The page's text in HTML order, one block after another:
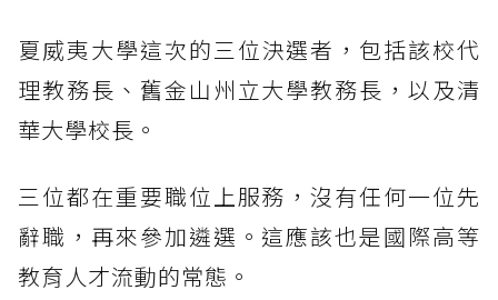
夏威夷大學這次的三位決選者，包括該校代
理教務長、舊金山州立大學教務長，以及清
華大學校長。
三位都在重要職位上服務，沒有任何一位先
辭職，再來參加遴選。這應該也是國際高等
教育人才流動的常態。